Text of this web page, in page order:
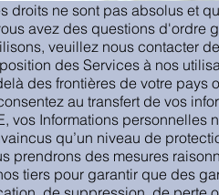
droits ne sont pas absolus et
avez des questions d'ordre
veuillez nous contacter
des Services à nos
des frontières de votre
au transfert de vos
vos Informations
qu’un niveau de
prendrons des mesures
tiers pour garantir que des